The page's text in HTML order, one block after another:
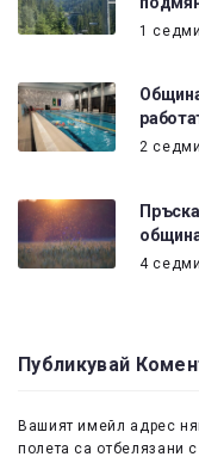
1
2
4
Публикувай
Вашият имейл адрес
полета са отбелязани с